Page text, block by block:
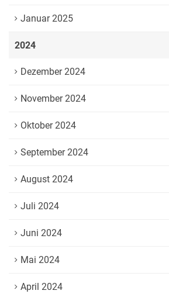
Januar 2025
2024
Dezember 2024
November 2024
Oktober 2024
September 2024
August 2024
Juli 2024
Juni 2024
Mai 2024
April 2024